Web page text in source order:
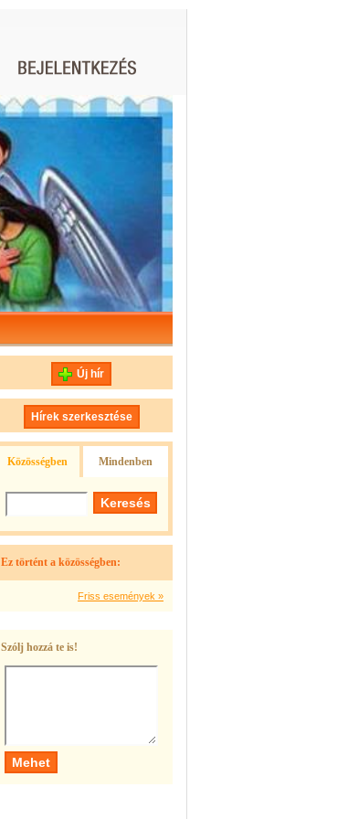
Új hír
Hírek szerkesztése
Közösségben Mindenben
Ez történt a közösségben:
Friss események »
Szólj hozzá te is!